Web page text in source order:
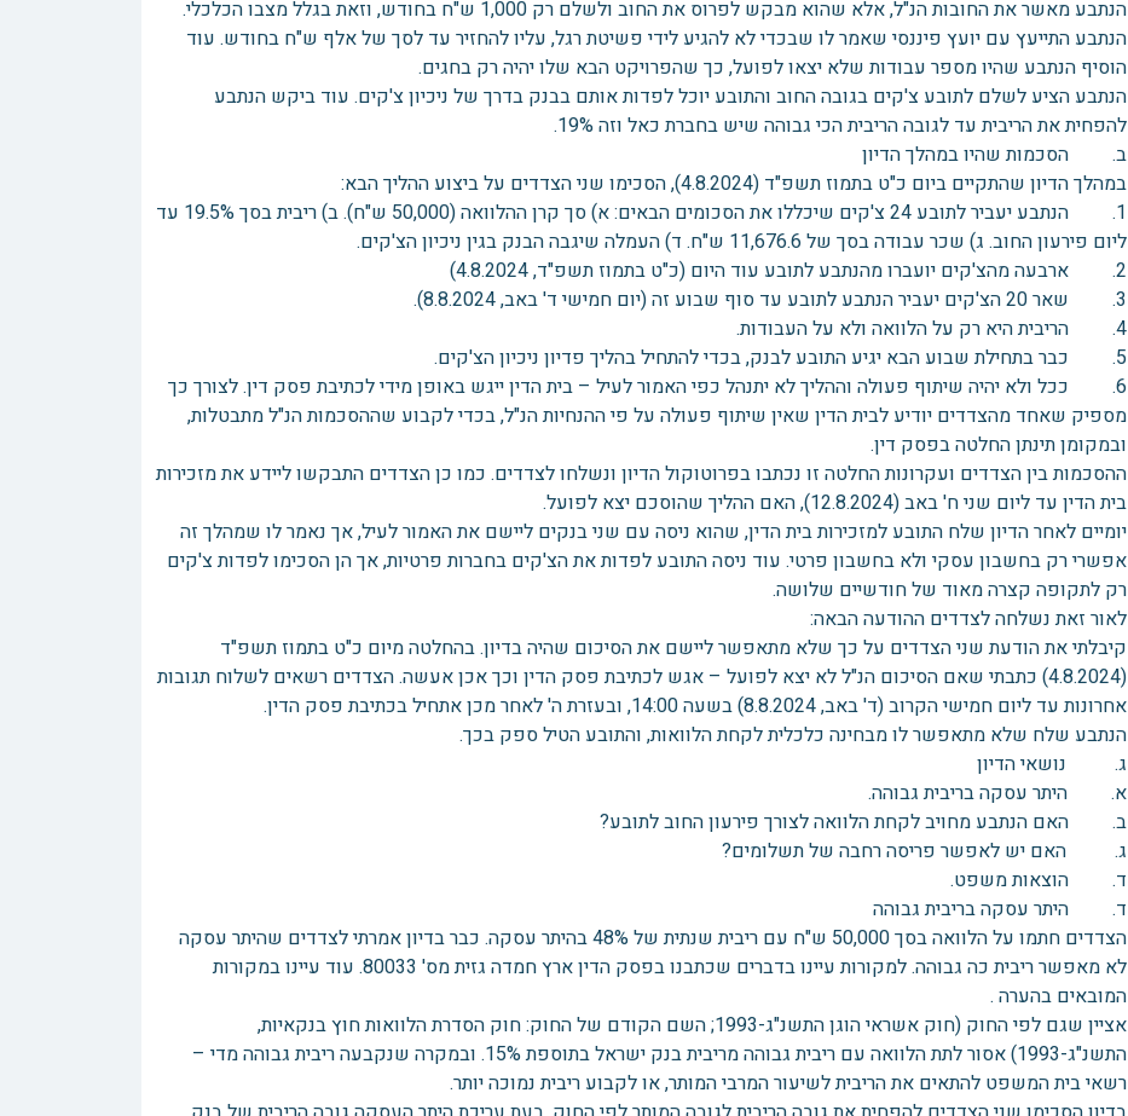
הנתבע מאשר את החובות הנ"ל, אלא שהוא מבקש לפרוס את החוב ולשלם רק 1,000 ש"ח בחודש, וזאת בגלל מצבו הכלכלי.
הנתבע התייעץ עם יועץ פיננסי שאמר לו שבכדי לא להגיע לידי פשיטת רגל, עליו להחזיר עד לסך של אלף ש"ח בחודש. עוד
הוסיף הנתבע שהיו מספר עבודות שלא יצאו לפועל, כך שהפרויקט הבא שלו יהיה רק בחגים.
הנתבע הציע לשלם לתובע צ'קים בגובה החוב והתובע יוכל לפדות אותם בבנק בדרך של ניכיון צ'קים. עוד ביקש הנתבע
להפחית את הריבית עד לגובה הריבית הכי גבוהה שיש בחברת כאל וזה 19%.
ב. הסכמות שהיו במהלך הדיון
במהלך הדיון שהתקיים ביום כ"ט בתמוז תשפ"ד (4.8.2024), הסכימו שני הצדדים על ביצוע ההליך הבא:
1. הנתבע יעביר לתובע 24 צ'קים שיכללו את הסכומים הבאים: א) סך קרן ההלוואה (50,000 ש"ח). ב) ריבית בסך 19.5% עד
ליום פירעון החוב. ג) שכר עבודה בסך של 11,676.6 ש"ח. ד) העמלה שיגבה הבנק בגין ניכיון הצ'קים.
2. ארבעה מהצ'קים יועברו מהנתבע לתובע עוד היום (כ"ט בתמוז תשפ"ד, 4.8.2024)
3. שאר 20 הצ'קים יעביר הנתבע לתובע עד סוף שבוע זה (יום חמישי ד' באב, 8.8.2024).
4. הריבית היא רק על הלוואה ולא על העבודות.
5. כבר בתחילת שבוע הבא יגיע התובע לבנק, בכדי להתחיל בהליך פדיון ניכיון הצ'קים.
6. ככל ולא יהיה שיתוף פעולה וההליך לא יתנהל כפי האמור לעיל – בית הדין ייגש באופן מידי לכתיבת פסק דין. לצורך כך
מספיק שאחד מהצדדים יודיע לבית הדין שאין שיתוף פעולה על פי ההנחיות הנ"ל, בכדי לקבוע שההסכמות הנ"ל מתבטלות,
ובמקומן תינתן החלטה בפסק דין.
ההסכמות בין הצדדים ועקרונות החלטה זו נכתבו בפרוטוקול הדיון ונשלחו לצדדים. כמו כן הצדדים התבקשו ליידע את מזכירות
בית הדין עד ליום שני ח' באב (12.8.2024), האם ההליך שהוסכם יצא לפועל.
יומיים לאחר הדיון שלח התובע למזכירות בית הדין, שהוא ניסה עם שני בנקים ליישם את האמור לעיל, אך נאמר לו שמהלך זה
אפשרי רק בחשבון עסקי ולא בחשבון פרטי. עוד ניסה התובע לפדות את הצ'קים בחברות פרטיות, אך הן הסכימו לפדות צ'קים
רק לתקופה קצרה מאוד של חודשיים שלושה.
לאור זאת נשלחה לצדדים ההודעה הבאה:
קיבלתי את הודעת שני הצדדים על כך שלא מתאפשר ליישם את הסיכום שהיה בדיון. בהחלטה מיום כ"ט בתמוז תשפ"ד
(4.8.2024) כתבתי שאם הסיכום הנ"ל לא יצא לפועל – אגש לכתיבת פסק הדין וכך אכן אעשה. הצדדים רשאים לשלוח תגובות
אחרונות עד ליום חמישי הקרוב (ד' באב, 8.8.2024) בשעה 14:00, ובעזרת ה' לאחר מכן אתחיל בכתיבת פסק הדין.
הנתבע שלח שלא מתאפשר לו מבחינה כלכלית לקחת הלוואות, והתובע הטיל ספק בכך.
ג. נושאי הדיון
א. היתר עסקה בריבית גבוהה.
ב. האם הנתבע מחויב לקחת הלוואה לצורך פירעון החוב לתובע?
ג. האם יש לאפשר פריסה רחבה של תשלומים?
ד. הוצאות משפט.
ד. היתר עסקה בריבית גבוהה
הצדדים חתמו על הלוואה בסך 50,000 ש"ח עם ריבית שנתית של 48% בהיתר עסקה. כבר בדיון אמרתי לצדדים שהיתר עסקה
לא מאפשר ריבית כה גבוהה. למקורות עיינו בדברים שכתבנו בפסק הדין ארץ חמדה גזית מס' 80033. עוד עיינו במקורות
המובאים בהערה .
אציין שגם לפי החוק (חוק אשראי הוגן התשנ"ג-1993; השם הקודם של החוק: חוק הסדרת הלוואות חוץ בנקאיות,
התשנ"ג-1993) אסור לתת הלוואה עם ריבית גבוהה מריבית בנק ישראל בתוספת 15%. ובמקרה שנקבעה ריבית גבוהה מדי –
רשאי בית המשפט להתאים את הריבית לשיעור המרבי המותר, או לקבוע ריבית נמוכה יותר.